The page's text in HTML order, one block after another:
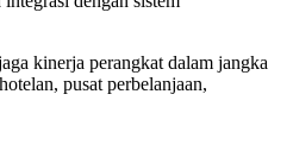
kinerja perangkat dalam jangka
pusat perbelanjaan,